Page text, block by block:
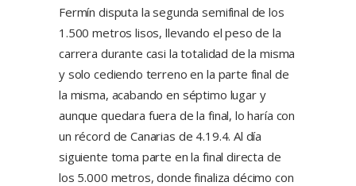
Fermín disputa la segunda semifinal de los
1.500 metros lisos, llevando el peso de la
carrera durante casi la totalidad de la misma
y solo cediendo terreno en la parte final de
la misma, acabando en séptimo lugar y
aunque quedara fuera de la final, lo haría con
un récord de Canarias de 4.19.4. Al día
siguiente toma parte en la final directa de
los 5.000 metros, donde finaliza décimo con